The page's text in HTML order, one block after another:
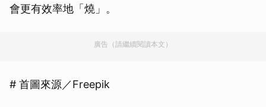
會更有效率地「燒」。
廣告（請繼續閱讀本文）
# 首圖來源／Freepik